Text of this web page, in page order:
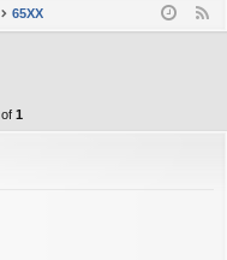
65XX
of 1